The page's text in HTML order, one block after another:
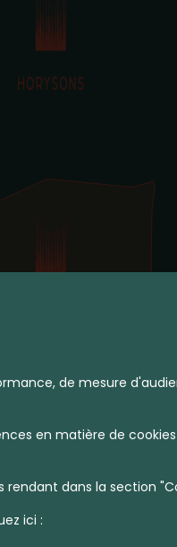
de mesure
en matière de
dans la section
ici :